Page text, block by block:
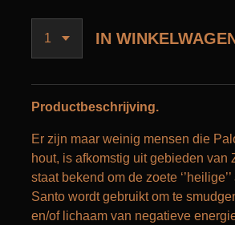
IN
Productbeschrijving.
Er zijn maar weinig mensen die
hout, is afkomstig uit gebieden
staat bekend om de zoete
Santo wordt gebruikt om te
en/of lichaam van negatieve